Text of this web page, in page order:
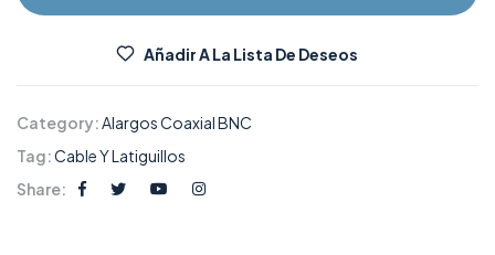
Añadir A La Lista De Deseos
Category: Alargos Coaxial BNC
Tag:Cable Y Latiguillos
Share: